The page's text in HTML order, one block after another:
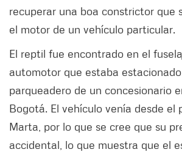
recuperar una boa constrictor que
el motor de un vehículo particular.
El reptil fue encontrado en el
automotor que estaba
parqueadero de un concesionario
Bogotá. El vehículo venía desde el
Marta, por lo que se cree que su
accidental, lo que muestra que el